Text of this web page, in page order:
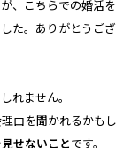
、こちらでの婚活を
た。ありがとうござ
れません。
由を聞かれるかもし
せないことです。